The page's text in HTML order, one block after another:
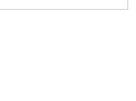
FÖR